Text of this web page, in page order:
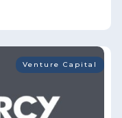
Venture Capital